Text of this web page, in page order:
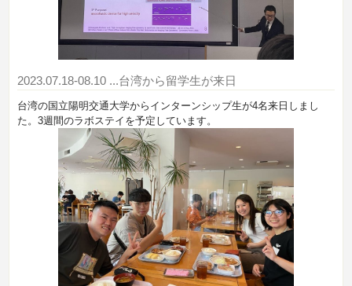
2023.07.18-08.10 ...台湾から留学生が来日
台湾の国立陽明交通大学からインターンシップ生が4名来日しまし
た。3週間のラボステイを予定しています。